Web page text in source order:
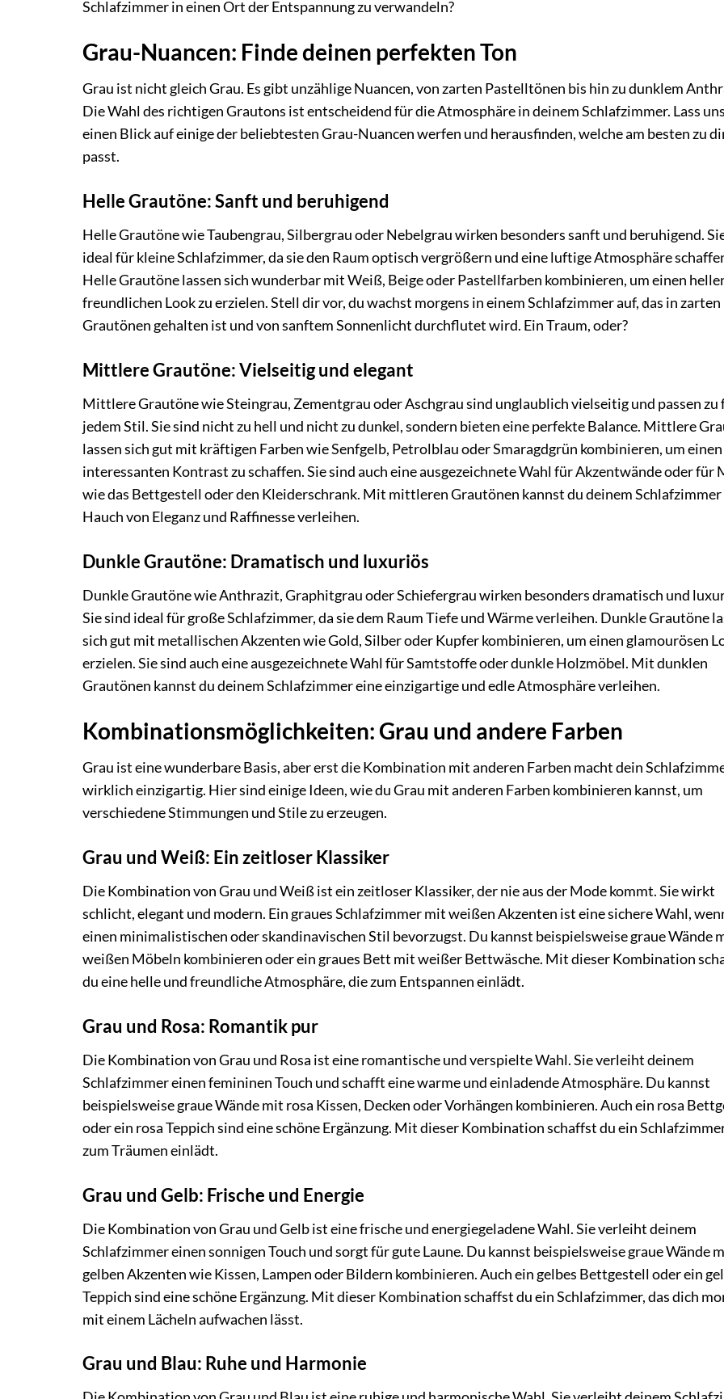
Schlafzimmer in einen Ort der Entspannung zu verwandeln?
Grau-Nuancen: Finde deinen perfekten Ton
Grau ist nicht gleich Grau. Es gibt unzählige Nuancen, von zarten Pastelltönen bis hin zu dunklem
Die Wahl des richtigen Grautons ist entscheidend für die Atmosphäre in deinem Schlafzimmer. Lass uns
einen Blick auf einige der beliebtesten Grau-Nuancen werfen und herausfinden, welche am besten zu
passt.
Helle Grautöne: Sanft und beruhigend
Helle Grautöne wie Taubengrau, Silbergrau oder Nebelgrau wirken besonders sanft und beruhigend.
ideal für kleine Schlafzimmer, da sie den Raum optisch vergrößern und eine luftige Atmosphäre
Helle Grautöne lassen sich wunderbar mit Weiß, Beige oder Pastellfarben kombinieren, um einen
freundlichen Look zu erzielen. Stell dir vor, du wachst morgens in einem Schlafzimmer auf, das in zarten
Grautönen gehalten ist und von sanftem Sonnenlicht durchflutet wird. Ein Traum, oder?
Mittlere Grautöne: Vielseitig und elegant
Mittlere Grautöne wie Steingrau, Zementgrau oder Aschgrau sind unglaublich vielseitig und passen zu
jedem Stil. Sie sind nicht zu hell und nicht zu dunkel, sondern bieten eine perfekte Balance. Mittlere
lassen sich gut mit kräftigen Farben wie Senfgelb, Petrolblau oder Smaragdgrün kombinieren, um einen
interessanten Kontrast zu schaffen. Sie sind auch eine ausgezeichnete Wahl für Akzentwände oder für
wie das Bettgestell oder den Kleiderschrank. Mit mittleren Grautönen kannst du deinem Schlafzimmer
Hauch von Eleganz und Raffinesse verleihen.
Dunkle Grautöne: Dramatisch und luxuriös
Dunkle Grautöne wie Anthrazit, Graphitgrau oder Schiefergrau wirken besonders dramatisch und
Sie sind ideal für große Schlafzimmer, da sie dem Raum Tiefe und Wärme verleihen. Dunkle Grautöne
sich gut mit metallischen Akzenten wie Gold, Silber oder Kupfer kombinieren, um einen glamourösen
erzielen. Sie sind auch eine ausgezeichnete Wahl für Samtstoffe oder dunkle Holzmöbel. Mit dunklen
Grautönen kannst du deinem Schlafzimmer eine einzigartige und edle Atmosphäre verleihen.
Kombinationsmöglichkeiten: Grau und andere Farben
Grau ist eine wunderbare Basis, aber erst die Kombination mit anderen Farben macht dein
wirklich einzigartig. Hier sind einige Ideen, wie du Grau mit anderen Farben kombinieren kannst, um
verschiedene Stimmungen und Stile zu erzeugen.
Grau und Weiß: Ein zeitloser Klassiker
Die Kombination von Grau und Weiß ist ein zeitloser Klassiker, der nie aus der Mode kommt. Sie wirkt
schlicht, elegant und modern. Ein graues Schlafzimmer mit weißen Akzenten ist eine sichere Wahl,
einen minimalistischen oder skandinavischen Stil bevorzugst. Du kannst beispielsweise graue Wände
weißen Möbeln kombinieren oder ein graues Bett mit weißer Bettwäsche. Mit dieser Kombination
du eine helle und freundliche Atmosphäre, die zum Entspannen einlädt.
Grau und Rosa: Romantik pur
Die Kombination von Grau und Rosa ist eine romantische und verspielte Wahl. Sie verleiht deinem
Schlafzimmer einen femininen Touch und schafft eine warme und einladende Atmosphäre. Du kannst
beispielsweise graue Wände mit rosa Kissen, Decken oder Vorhängen kombinieren. Auch ein rosa
oder ein rosa Teppich sind eine schöne Ergänzung. Mit dieser Kombination schaffst du ein
zum Träumen einlädt.
Grau und Gelb: Frische und Energie
Die Kombination von Grau und Gelb ist eine frische und energiegeladene Wahl. Sie verleiht deinem
Schlafzimmer einen sonnigen Touch und sorgt für gute Laune. Du kannst beispielsweise graue Wände
gelben Akzenten wie Kissen, Lampen oder Bildern kombinieren. Auch ein gelbes Bettgestell oder ein
Teppich sind eine schöne Ergänzung. Mit dieser Kombination schaffst du ein Schlafzimmer, das dich
mit einem Lächeln aufwachen lässt.
Grau und Blau: Ruhe und Harmonie